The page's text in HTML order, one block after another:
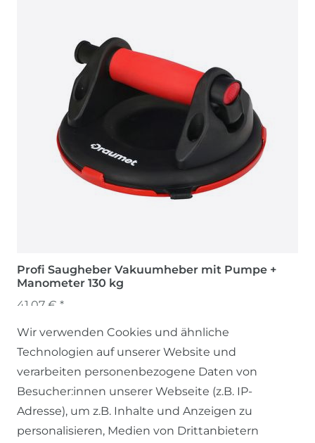
Profi Saugheber Vakuumheber mit Pumpe +
Manometer 130 kg
41,07 € *
Wir verwenden Cookies und ähnliche
Technologien auf unserer Website und
verarbeiten personenbezogene Daten von
Besucher:innen unserer Webseite (z.B. IP-
Adresse), um z.B. Inhalte und Anzeigen zu
personalisieren, Medien von Drittanbietern